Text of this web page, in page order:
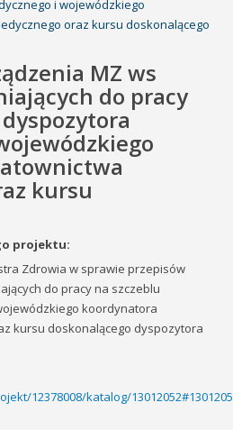
i wojewódzkiego
oraz kursu doskonalącego
MZ ws
do pracy
kursu
projektu:
Zdrowia w sprawie przepisów
do pracy na szczeblu
koordynatora
kursu doskonalącego dyspozytora
12378008/katalog/